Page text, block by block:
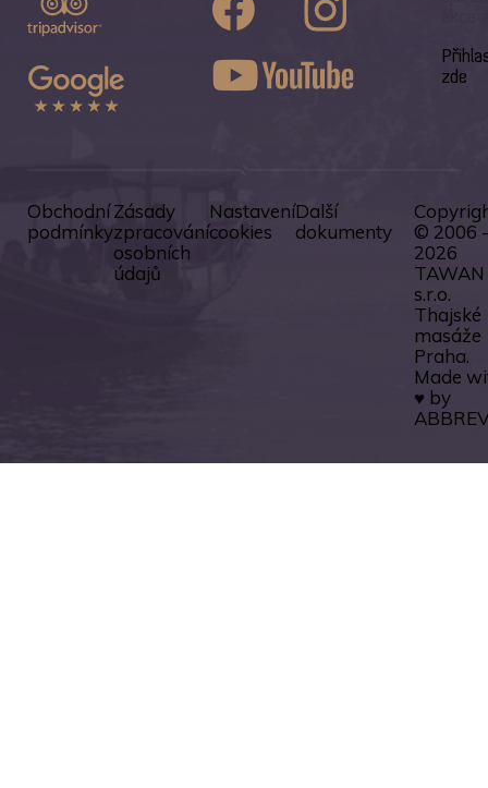
zde
Obchodní
podmínky
Zásady
zpracování
osobních
údajů
Nastavení
cookies
Další
dokumenty
© 2006 -
2026
TAWAN
s.r.o.
Thajské
masáže
Praha.
Made
♥ by